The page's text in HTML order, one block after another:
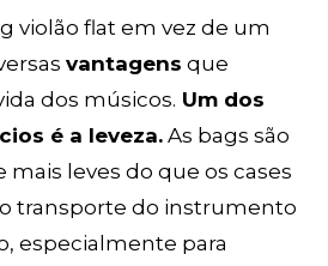
violão flat em vez de um
vantagens que
dos músicos. Um dos
é a leveza. As bags são
leves do que os cases
transporte do instrumento
especialmente para